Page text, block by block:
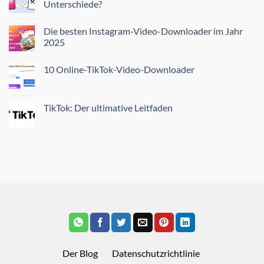
Unterschiede?
Die besten Instagram-Video-Downloader im Jahr
2025
10 Online-TikTok-Video-Downloader
TikTok: Der ultimative Leitfaden
Der Blog
Datenschutzrichtlinie